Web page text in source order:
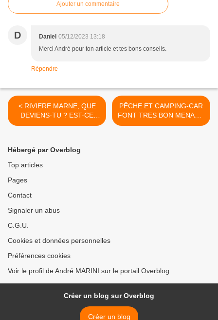
Ajouter un commentaire
D Daniel 05/12/2023 13:18
Merci André pour ton article et tes bons conseils.
Répondre
< RIVIERE MARNE, QUE
DEVIENS-TU ? EST-CE
POUR TOI AUSSI, LE
PÊCHE ET CAMPING-CAR
FONT TRES BON MENAGE
! TOUR D'HORIZON DES
Hébergé par Overblog
Top articles
Pages
Contact
Signaler un abus
C.G.U.
Cookies et données personnelles
Préférences cookies
Voir le profil de André MARINI sur le portail Overblog
Créer un blog sur Overblog
Créer un blog